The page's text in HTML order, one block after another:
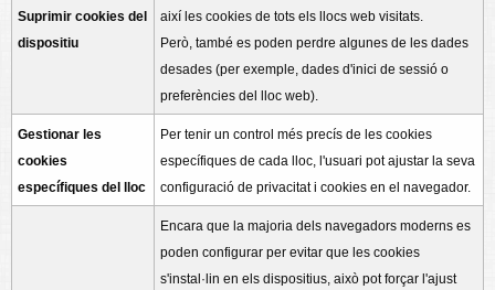
Suprimir cookies del
dispositiu
així les cookies de tots els llocs web visitats.
Però, també es poden perdre algunes de les dades
desades (per exemple, dades d'inici de sessió o
preferències del lloc web).
Gestionar les
cookies
específiques del lloc
Per tenir un control més precís de les cookies
específiques de cada lloc, l'usuari pot ajustar la seva
configuració de privacitat i cookies en el navegador.
Encara que la majoria dels navegadors moderns es
poden configurar per evitar que les cookies
s'instal·lin en els dispositius, això pot forçar l'ajust